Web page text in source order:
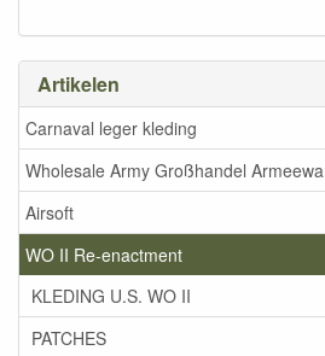
Artikelen
Carnaval leger kleding
Wholesale Army Großhandel
Airsoft
WO II Re-enactment
KLEDING U.S. WO II
PATCHES